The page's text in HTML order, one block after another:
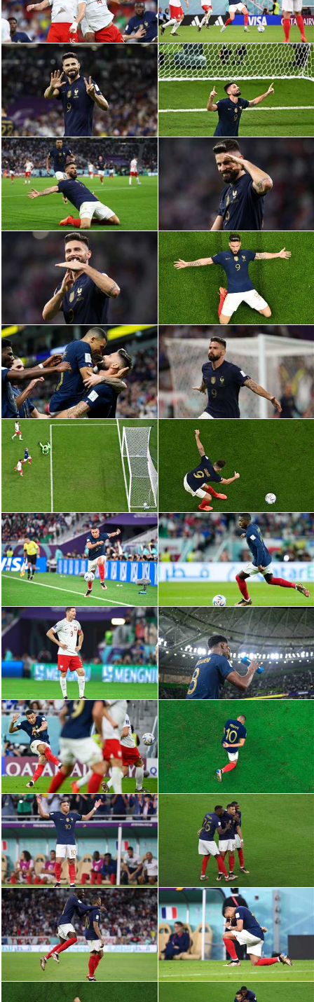
الدوري الإيطالي
الدوري الألماني
الدوري الفرنسي
الدوري السعودي للمحترفين
دوري أبطال أوروبا
دوري أبطال إفريقيا
كل البطولات
أقسام
الكرة المصرية
الدوري المصري
الكرة الأوروبية
الكرة الإفريقية
منتخب مصر
سعودي في الجول
الدوري الإنجليزي
الدوري الإسباني
دوري أبطال أوروبا
القسم الثاني
رياضات أخرى
أمم إفريقيا
كرة السلة الأمريكية
كرة سلة
كرة يد
كرة طائرة
الوطن العربي
في المونديال
رياضة نسائية
أمريكا
ركن الألعاب
أقسام خاصة
Gamers
ميركاتو
تحقيق في الجول